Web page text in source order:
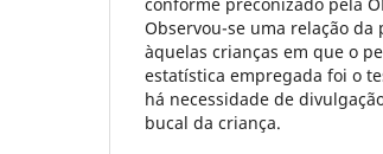
Observou-se uma relação
àquelas crianças em que o
estatística empregada foi o
há necessidade de
bucal da criança.